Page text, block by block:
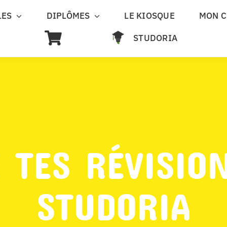
DIPLÔMES LE KIOSQUE
MON
STUDORIA
TES
STUDORIA